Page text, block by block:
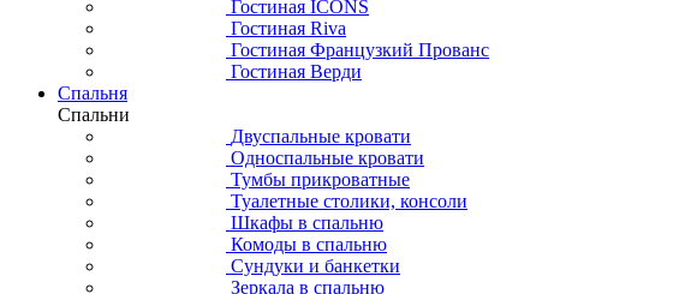
Гостиная ICONS
Гостиная Riva
Гостиная Французкий Прованс
Гостиная Верди
Спальня
Спальни
Двуспальные кровати
Односпальные кровати
Тумбы прикроватные
Туалетные столики, консоли
Шкафы в спальню
Комоды в спальню
Сундуки и банкетки
Зеркала в спальню